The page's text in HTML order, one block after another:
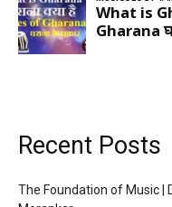
Recent Posts
The Foundation of Music |